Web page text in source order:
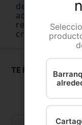
de glóbulos
adecuados y
recuperación
crecimiento de
TE